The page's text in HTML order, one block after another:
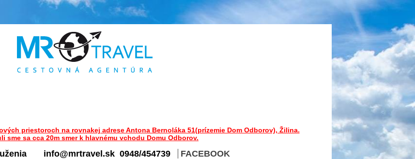
priestoroch na rovnakej adrese Antona Bernoláka 51(prízemie Dom Odborov), Žilina.
sme sa cca 20m smer k hlavnému vchodu Domu Odborov.
info@mrtravel.sk 0948/454739 FACEBOOK